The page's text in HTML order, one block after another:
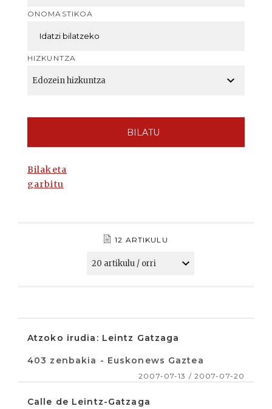
ONOMASTIKOA
HIZKUNTZA
BILATU
Bilaketa
garbitu
12 ARTIKULU
Atzoko irudia: Leintz Gatzaga
403 zenbakia - Euskonews Gaztea
2007-07-13 / 2007-07-20
Calle de Leintz-Gatzaga